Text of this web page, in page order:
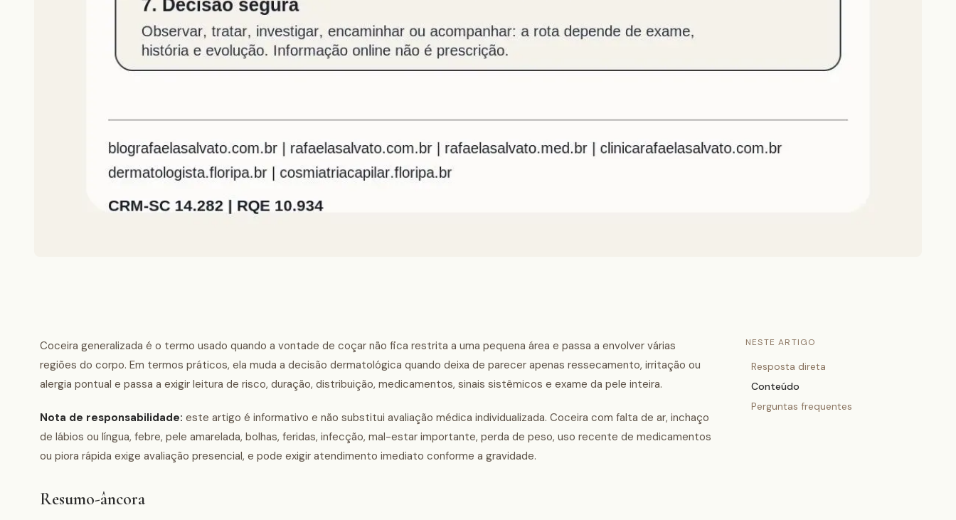
Coceira generalizada é o termo usado quando a vontade de coçar não fica restrita a uma pequena área e passa a envolver várias
regiões do corpo. Em termos práticos, ela muda a decisão dermatológica quando deixa de parecer apenas ressecamento, irritação ou
alergia pontual e passa a exigir leitura de risco, duração, distribuição, medicamentos, sinais sistêmicos e exame da pele inteira.
Nota de responsabilidade: este artigo é informativo e não substitui avaliação médica individualizada. Coceira com falta de ar, inchaço
de lábios ou língua, febre, pele amarelada, bolhas, feridas, infecção, mal-estar importante, perda de peso, uso recente de medicamentos
ou piora rápida exige avaliação presencial, e pode exigir atendimento imediato conforme a gravidade.
Resumo-âncora
NESTE ARTIGO
Resposta direta
Conteúdo
Perguntas frequentes